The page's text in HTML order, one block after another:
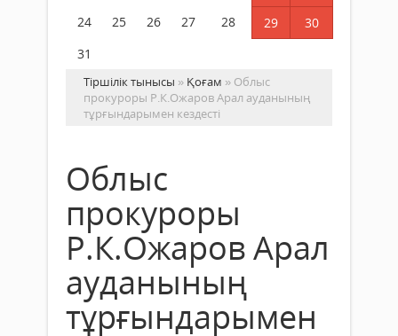
24
25 26 27 28 29
30
31
Тіршілік тынысы » Қоғам » Облыс
прокуроры Р.К.Ожаров Арал ауданының
тұрғындарымен кездесті
Облыс
прокуроры
Р.К.Ожаров Арал
ауданының
тұрғындарымен